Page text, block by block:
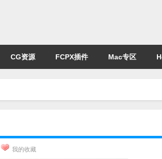
CG资源 FCPX插件 Mac专区
我的收藏